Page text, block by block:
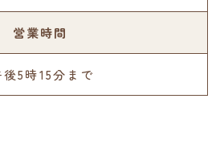
営業時間
5時15分まで